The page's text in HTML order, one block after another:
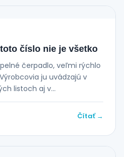
číslo nie je všetko
čerpadlo, veľmi rýchlo
ju uvádzajú v
listoch aj v...
Čítať →